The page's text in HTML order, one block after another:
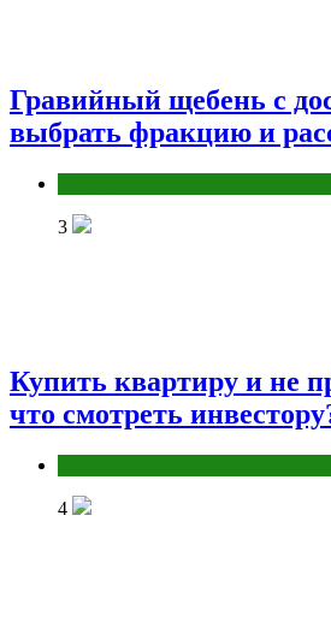
Гравийный щебень с
выбрать фракцию и
3
Купить квартиру и не
что смотреть
4